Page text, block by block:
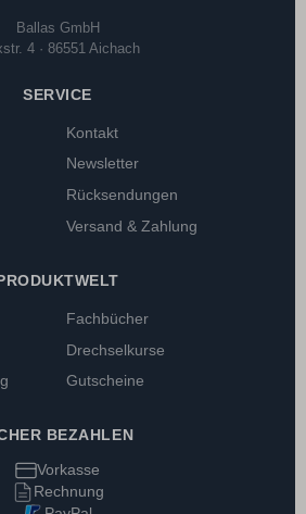
Ballas GmbH
4 · 86551 Aichach
SERVICE
Kontakt
Newsletter
Rücksendungen
Versand & Zahlung
PRODUKTWELT
Fachbücher
Drechselkurse
Gutscheine
BEZAHLEN
Vorkasse
Rechnung